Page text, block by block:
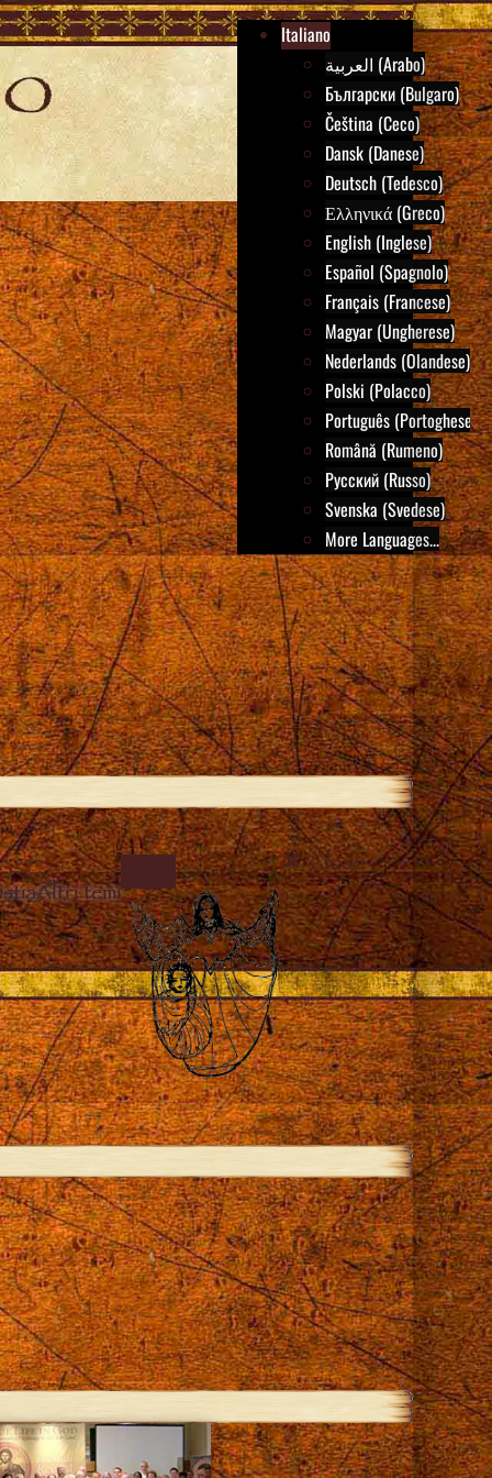
Italiano
العربية (Arabo)
Български (Bulgaro)
Čeština (Ceco)
Dansk (Danese)
Deutsch (Tedesco)
Ελληνικά (Greco)
English (Inglese)
Español (Spagnolo)
Français (Francese)
Magyar (Ungherese)
Nederlands (Olandese)
Polski (Polacco)
Português (Portoghese)
Română (Rumeno)
Русский (Russo)
Svenska (Svedese)
More Languages...
Altri temi
Close